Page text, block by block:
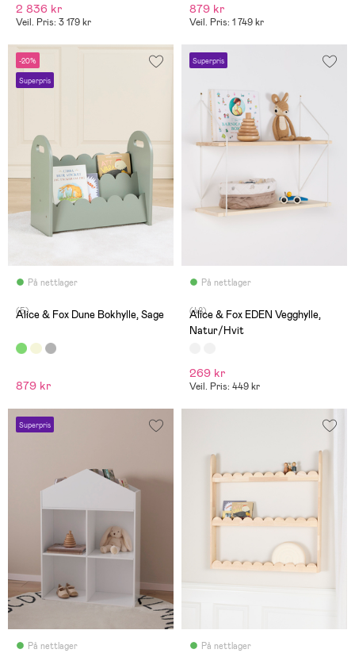
2 836 kr
Veil. Pris: 3 179 kr
879 kr
Veil. Pris: 1 749 kr
-20%
Superpris
På nettlager
(5)
Alice & Fox Dune Bokhylle, Sage
879 kr
Superpris
På nettlager
(48)
Alice & Fox EDEN Vegghylle,
Natur/Hvit
269 kr
Veil. Pris: 449 kr
Superpris
På nettlager På nettlager